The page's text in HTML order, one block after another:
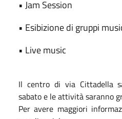
• Jam Session
• Esibizione di gruppi
• Live music
Il centro di via Cittadella
sabato e le attività saranno
Per avere maggiori